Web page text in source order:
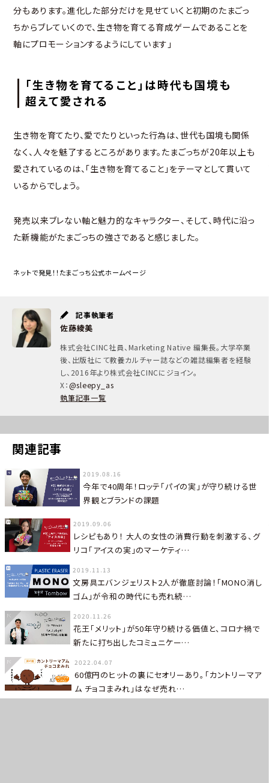
分もあります。進化した部分だけを見せていくと初期のたまごっ
ちからブレていくので、生き物を育てる育成ゲームであることを
軸にプロモーションするようにしています」
「生き物を育てること」は時代も国境も
超えて愛される
生き物を育てたり、愛でたりといった行為は、世代も国境も関係
なく、人々を魅了するところがあります。たまごっちが20年以上も
愛されているのは、「生き物を育てること」をテーマとして貫いて
いるからでしょう。
発売以来ブレない軸と魅力的なキャラクター、そして、時代に沿っ
た新機能がたまごっちの強さであると感じました。
ネットで発見！！たまごっち公式ホームページ
記事執筆者
佐藤綾美
株式会社CINC社員、Marketing Native 編集長。大学卒業
後、出版社にて教養カルチャー誌などの雑誌編集者を経験
し、2016年より株式会社CINCにジョイン。
X：@sleepy_as
執筆記事一覧
関連記事
2019.08.16
今年で40周年！ロッテ「パイの実」が守り続ける世
界観とブランドの課題
2019.09.06
レシピもあり！ 大人の女性の消費行動を刺激する、グ
リコ「アイスの実」のマーケティ…
2019.11.13
文房具エバンジェリスト2人が徹底討論！「MONO消し
ゴム」が令和の時代にも売れ続…
2020.11.26
花王「メリット」が50年守り続ける価値と、コロナ禍で
新たに打ち出したコミュニケー…
2022.04.07
60億円のヒットの裏にセオリーあり。「カントリーマア
ム チョコまみれ」はなぜ売れ…